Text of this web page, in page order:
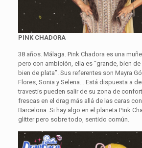
PINK CHADORA
38 años. Málaga. Pink Chadora es una
pero con ambición, ella es “grande, bien de
bien de plata”. Sus referentes son Mayra
Flores, Sonia y Selena… Está dispuesta a
travestis pueden salir de su zona de
frescas en el drag más allá de las caras
Barcelona. Si hay algo en el planeta Pink
glitter pero sobre todo, sentido común.